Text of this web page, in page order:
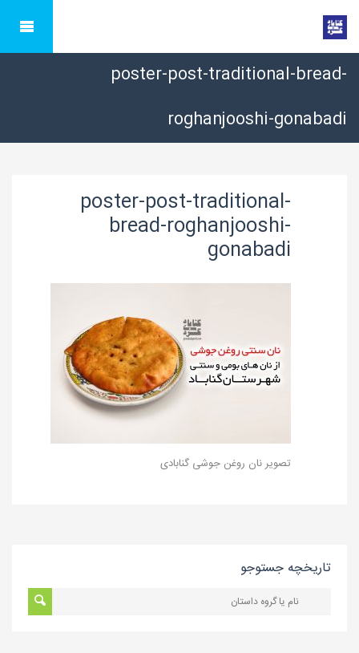
poster-post-traditional-bread-
roghanjooshi-gonabadi
poster-post-traditional-
bread-roghanjooshi-
gonabadi
تصویر نان روغن جوشی گنابادی
تاریخچه جستوجو